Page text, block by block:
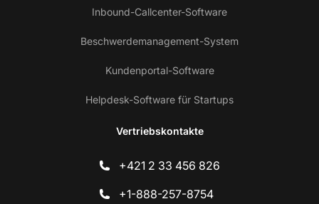
Inbound-Callcenter-Software
Beschwerdemanagement-System
Kundenportal-Software
Helpdesk-Software für Startups
Vertriebskontakte
+421 2 33 456 826
+1-888-257-8754